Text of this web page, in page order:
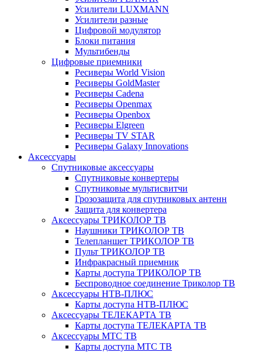
Усилители LUXMANN
Усилители разные
Цифровой модулятор
Блоки питания
Мультибенды
Цифровые приемники
Ресиверы World Vision
Ресиверы GoldMaster
Ресиверы Cadena
Ресиверы Openmax
Ресиверы Openbox
Ресиверы Elgreen
Ресиверы TV STAR
Ресиверы Galaxy Innovations
Аксессуары
Спутниковые аксессуары
Спутниковые конвертеры
Спутниковые мультисвитчи
Грозозащита для спутниковых антенн
Защита для конвертера
Аксессуары ТРИКОЛОР ТВ
Наушники ТРИКОЛОР ТВ
Телепланшет ТРИКОЛОР ТВ
Пульт ТРИКОЛОР ТВ
Инфракрасный приемник
Карты доступа ТРИКОЛОР ТВ
Беспроводное соединение Триколор ТВ
Аксессуары НТВ-ПЛЮС
Карты доступа НТВ-ПЛЮС
Аксессуары ТЕЛЕКАРТА ТВ
Карты доступа ТЕЛЕКАРТА ТВ
Аксессуары МТС ТВ
Карты доступа МТС ТВ